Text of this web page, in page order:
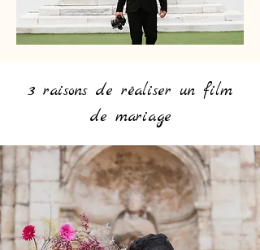
3 raisons de réaliser un film
de mariage